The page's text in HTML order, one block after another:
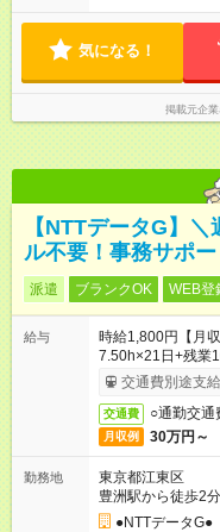
気になる！
掲載元企業
【NTTデータG】
ル不要！事務サポ
派遣 ブランクOK WEB登
給与
時給1,800円【月
7.50h×21日+残業
交通費別途支
交通費 ○通勤交通
月収例 30万円～
勤務地
東京都江東区
豊洲駅から徒歩2分
●NTTデータG●